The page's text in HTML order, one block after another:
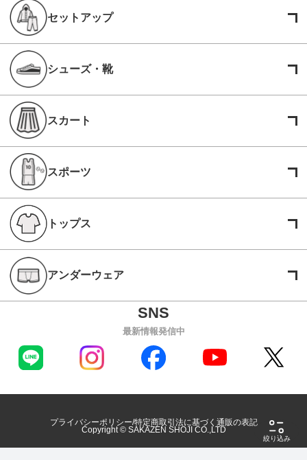
絞り込み
セットアップ
シューズ・靴
スカート
スポーツ
トップス
アンダーウェア
最新情報発信中
プライバシーポリシー 特定商取引法に基づく通販の表記
Copyright © SAKAZEN SHOJI CO.,LTD